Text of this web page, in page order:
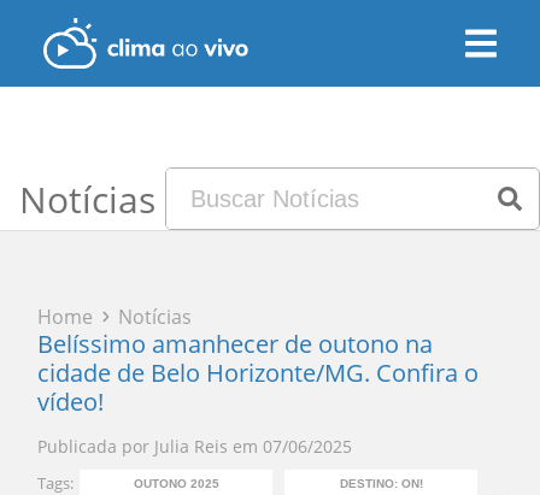
Notícias
Home Notícias
Belíssimo amanhecer de outono na
cidade de Belo Horizonte/MG. Confira o
vídeo!
Publicada por Julia Reis em 07/06/2025
Tags: OUTONO 2025 DESTINO: ON!